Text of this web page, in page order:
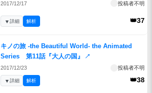
2017/12/17 投稿者不明
👑37
▼詳細 解析
キノの旅 -the Beautiful World- the Animated
Series 第11話『大人の国』
↗
2017/12/23 投稿者不明
👑38
▼詳細 解析